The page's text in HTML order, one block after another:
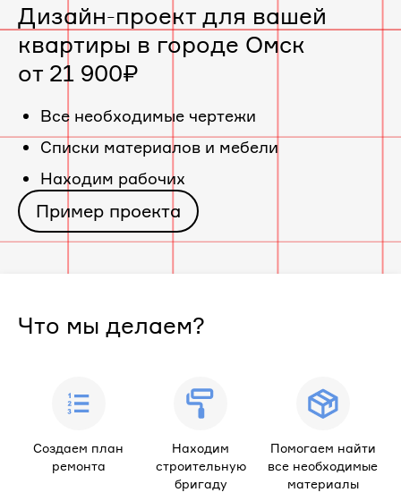
Дизайн-проект для вашей
квартиры в городе Омск
от 21 900₽
Все необходимые чертежи
Cписки материалов и мебели
Находим рабочих
Пример проекта
Что мы делаем?
Создаем план
ремонта
Находим
строительную
бригаду
Помогаем найти
все необходимые
материалы